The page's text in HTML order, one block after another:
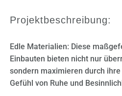
Projektbeschreibung:
Edle Materialien: Diese
Einbauten bieten nicht nur
sondern maximieren durch
Gefühl von Ruhe und